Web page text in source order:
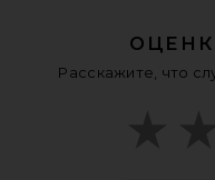
Расскажите, что